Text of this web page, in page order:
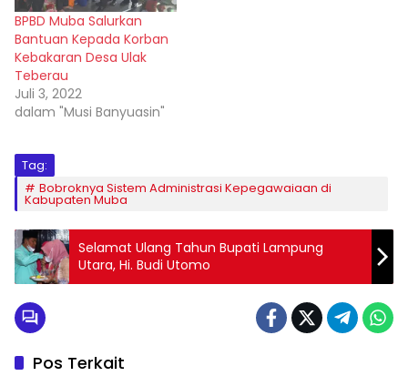
BPBD Muba Salurkan
Bantuan Kepada Korban
Kebakaran Desa Ulak
Teberau
Juli 3, 2022
dalam "Musi Banyuasin"
Tag:
Bobroknya Sistem Administrasi Kepegawaiaan di
Kabupaten Muba
Selamat Ulang Tahun Bupati Lampung
Utara, Hi. Budi Utomo
Pos Terkait